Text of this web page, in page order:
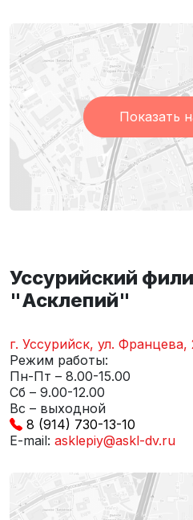
Показать
Уссурийский
"Асклепий"
г. Уссурийск, ул. Францева,
Режим работы:
Пн-Пт – 8.00-15.00
Сб – 9.00-12.00
Вс – выходной
8 (914) 730-13-10
E-mail: asklepiy@askl-dv.ru